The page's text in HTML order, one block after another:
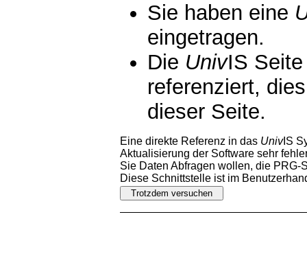
Sie haben eine
eingetragen.
Die UnivIS
referenziert,
dieser Seite.
Eine direkte Referenz in das UnivIS
Aktualisierung der Software sehr
Sie Daten Abfragen wollen, die PRG-
Diese Schnittstelle ist im